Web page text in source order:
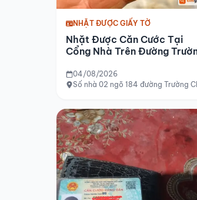
NHẶT ĐƯỢC GIẤY TỜ
Nhặt Được Căn Cước Tại
Cổng Nhà Trên Đường
04/08/2026
Số nhà 02 ngõ 184 đường Trường